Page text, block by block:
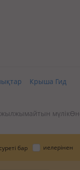
Крыша Гид
мүлік
суреті бар иелерінен